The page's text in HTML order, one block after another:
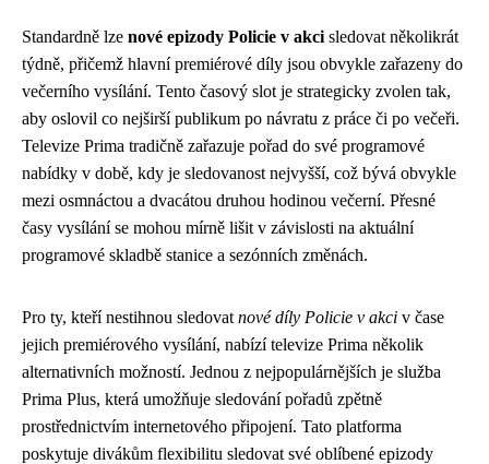
Standardně lze nové epizody Policie v akci sledovat několikrát
týdně, přičemž hlavní premiérové díly jsou obvykle zařazeny do
večerního vysílání. Tento časový slot je strategicky zvolen tak,
aby oslovil co nejširší publikum po návratu z práce či po večeři.
Televize Prima tradičně zařazuje pořad do své programové
nabídky v době, kdy je sledovanost nejvyšší, což bývá obvykle
mezi osmnáctou a dvacátou druhou hodinou večerní. Přesné
časy vysílání se mohou mírně lišit v závislosti na aktuální
programové skladbě stanice a sezónních změnách.
Pro ty, kteří nestihnou sledovat nové díly Policie v akci v čase
jejich premiérového vysílání, nabízí televize Prima několik
alternativních možností. Jednou z nejpopulárnějších je služba
Prima Plus, která umožňuje sledování pořadů zpětně
prostřednictvím internetového připojení. Tato platforma
poskytuje divákům flexibilitu sledovat své oblíbené epizody